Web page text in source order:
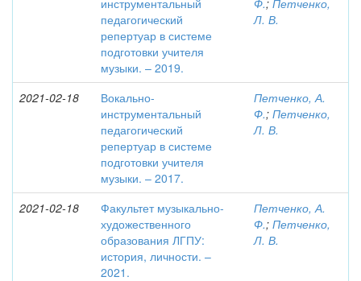
инструментальный
педагогический
репертуар в системе
подготовки учителя
музыки. – 2019.
Ф.; Петченко,
Л. В.
2021-02-18
Вокально-
инструментальный
педагогический
репертуар в системе
подготовки учителя
музыки. – 2017.
Петченко, А.
Ф.; Петченко,
Л. В.
2021-02-18
Факультет музыкально-
художественного
образования ЛГПУ:
история, личности. –
2021.
Петченко, А.
Ф.; Петченко,
Л. В.